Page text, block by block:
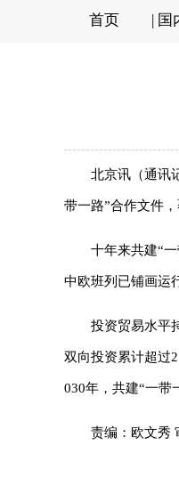
首页 | 国
北京讯（通讯
带一路”合作文件
十年来共建“
中欧班列已铺画运
投资贸易水平
双向投资累计超过
030年，共建“一带
责编：欧文秀